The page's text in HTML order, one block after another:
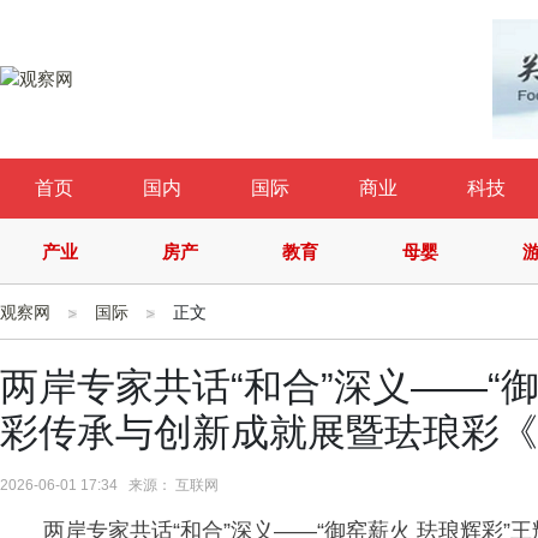
首页 国内 国际 商业 科技
产业 房产 教育 母婴
观察网 国际 正文
两岸专家共话“和合”深义——“
彩传承与创新成就展暨珐琅彩
2026-06-01 17:34 来源： 互联网
两岸专家共话“和合”深义——“御窑薪火 珐琅辉彩”